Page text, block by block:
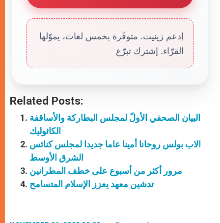
إدعم زينيت. متوفّرة بخمس لغات، يموّلها
القرّاء. إشترك تبرّع
Related Posts:
البيان الصحفي الأولّ لمجلس البطاركة والأساقفة
الكاثوليك
الاب بولس روحانا أمينا عاما جديدا لمجلس كنائس
الشرق الأوسط
مرور أكثر من أسبوع على خطف المطرانين
تدشين معهد يعزز الإسلام المتسامح